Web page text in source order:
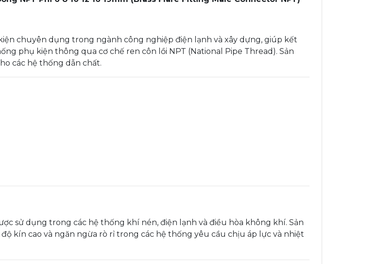
chuyên dụng trong ngành công nghiệp điện lạnh và xây dựng, giúp kết
phụ kiện thông qua cơ chế ren côn lồi NPT (National Pipe Thread). Sản
các hệ thống dẫn chất.
sử dụng trong các hệ thống khí nén, điện lạnh và điều hòa không khí. Sản
kín cao và ngăn ngừa rò rỉ trong các hệ thống yêu cầu chịu áp lực và nhiệt